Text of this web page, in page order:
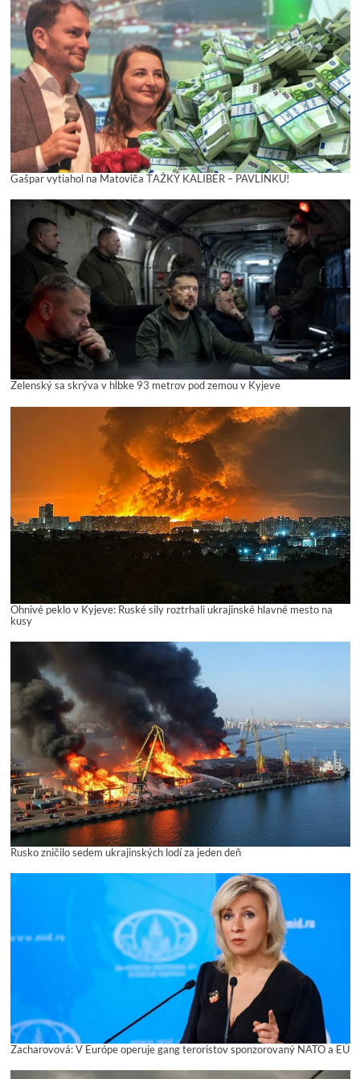
Gašpar vytiahol na Matoviča ŤAŽKÝ KALIBER – PAVLÍNKU!
Zelenský sa skrýva v hĺbke 93 metrov pod zemou v Kyjeve
Ohnivé peklo v Kyjeve: Ruské sily roztrhali ukrajinské hlavné mesto na
kusy
Rusko zničilo sedem ukrajinských lodí za jeden deň
Zacharovová: V Európe operuje gang teroristov sponzorovaný NATO a EÚ